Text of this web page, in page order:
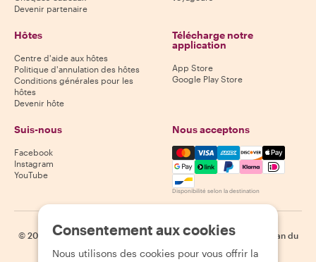
Devenir partenaire
Hôtes
Centre d'aide aux hôtes
Politique d'annulation des hôtes
Conditions générales pour les
hôtes
Devenir hôte
Télécharge notre
application
App Store
Google Play Store
Suis-nous
Facebook
Instagram
YouTube
Nous acceptons
Mastercard, Visa, Amex,
Disponibilité selon la destination
© 2026 Withlocals.com | Politique de confidentialité | Cookies
Plan du
site
Consentement aux cookies
Nous utilisons des cookies pour vous offrir la